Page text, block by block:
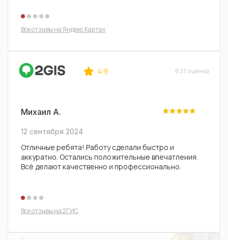
Все отзывы на Яндекс Картах
4.9 631 оценка
Михаил А.
12 сентября 2024
Отличные ребята! Работу сделали быстро и
аккуратно. Остались положительные впечатления.
Всё делают качественно и профессионально.
Все отзывы на 2ГИС